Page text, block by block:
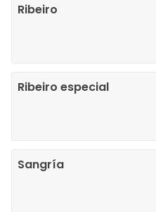
Ribeiro
Ribeiro especial
Sangría